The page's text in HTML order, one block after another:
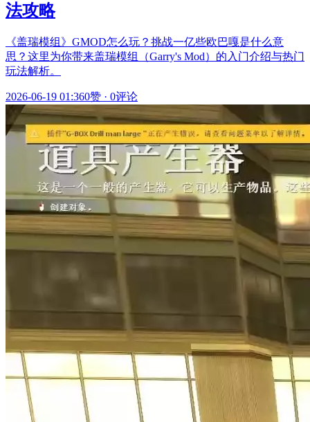
法攻略
《盖瑞模组》GMOD怎么玩？挑战一亿些欧巴嘎是什么意
思？这里为你带来盖瑞模组（Garry's Mod）的入门介绍与热门
玩法解析。
2026-06-19 01:360赞 · 0评论